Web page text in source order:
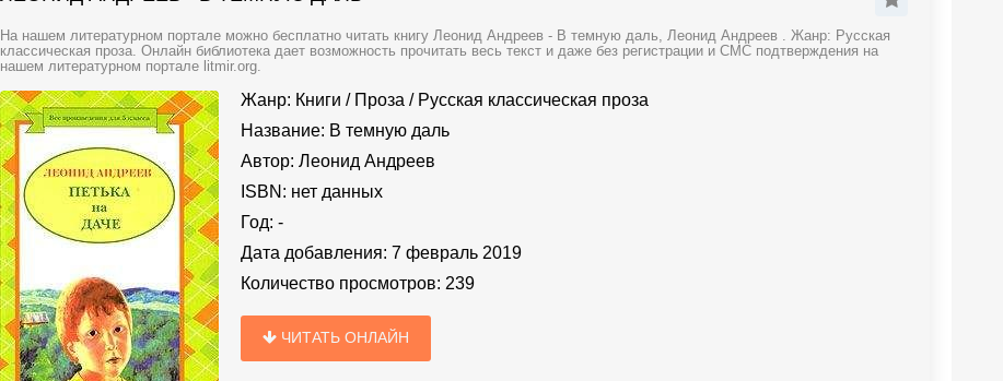
На нашем литературном портале можно бесплатно читать книгу Леонид Андреев - В темную даль, Леонид Андреев . Жанр: Русская
классическая проза. Онлайн библиотека дает возможность прочитать весь текст и даже без регистрации и СМС подтверждения на
нашем литературном портале litmir.org.
Жанр: Книги / Проза / Русская классическая проза
Название: В темную даль
Автор: Леонид Андреев
ISBN: нет данных
Год: -
Дата добавления: 7 февраль 2019
Количество просмотров: 239
ЧИТАТЬ ОНЛАЙН